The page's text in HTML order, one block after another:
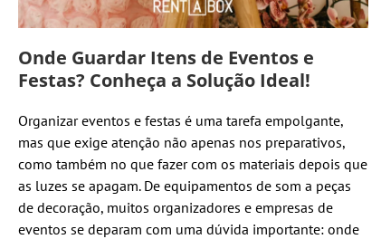
Onde Guardar Itens de Eventos e
Festas? Conheça a Solução Ideal!
Organizar eventos e festas é uma tarefa empolgante,
mas que exige atenção não apenas nos preparativos,
como também no que fazer com os materiais depois que
as luzes se apagam. De equipamentos de som a peças
de decoração, muitos organizadores e empresas de
eventos se deparam com uma dúvida importante: onde